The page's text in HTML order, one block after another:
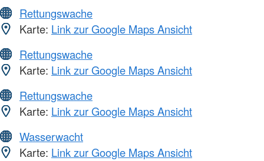
Rettungswache
Karte: Link zur Google Maps Ansicht
Rettungswache
Karte: Link zur Google Maps Ansicht
Rettungswache
Karte: Link zur Google Maps Ansicht
Wasserwacht
Karte: Link zur Google Maps Ansicht